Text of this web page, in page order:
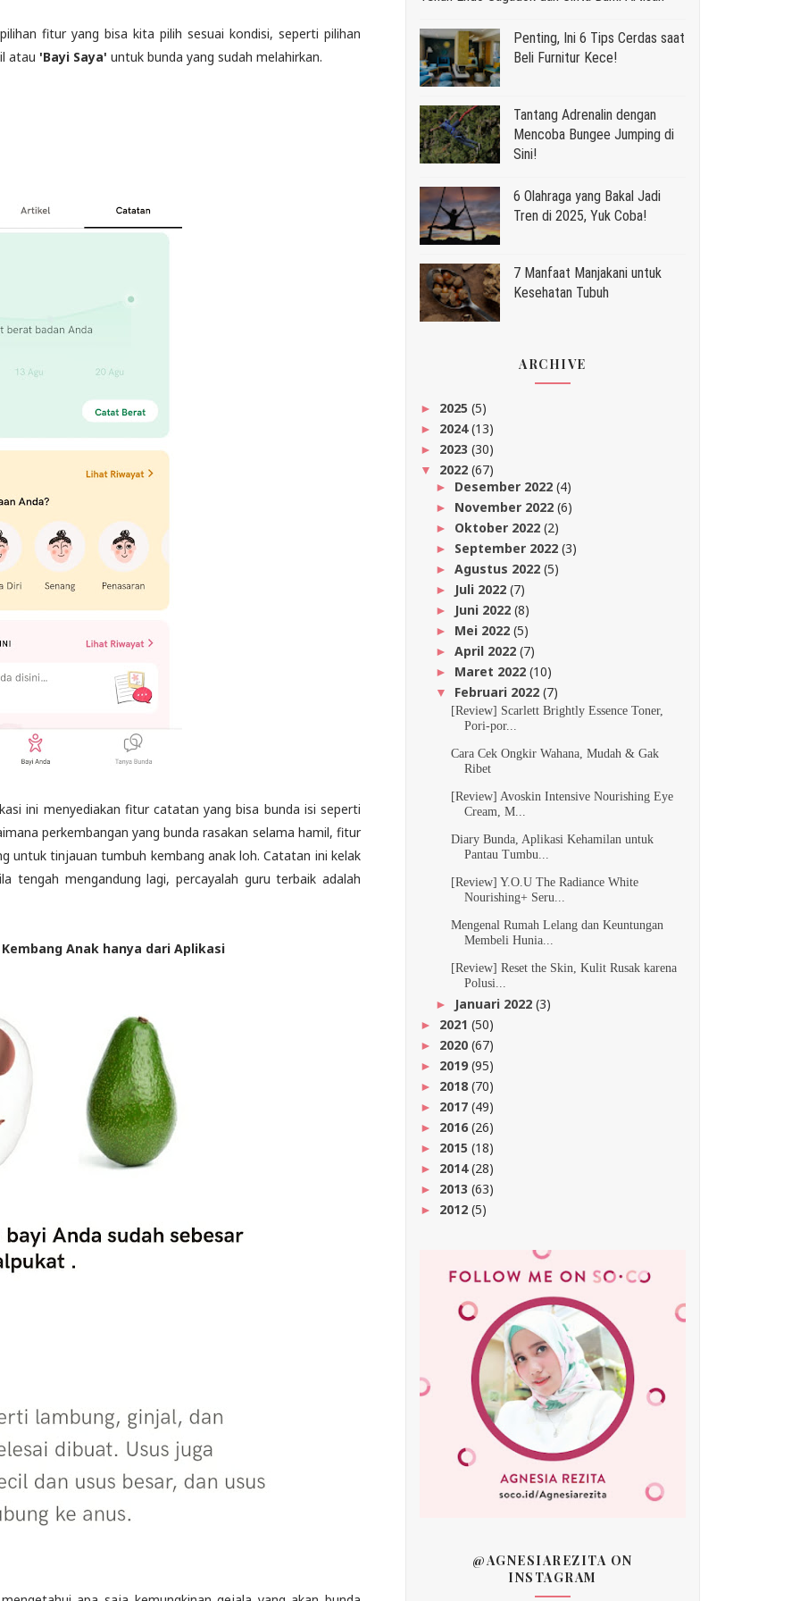
fitur yang bisa kita pilih sesuai kondisi, seperti pilihan
atau 'Bayi Saya' untuk bunda yang sudah melahirkan.
ini menyediakan fitur catatan yang bisa bunda isi seperti
perkembangan yang bunda rasakan selama hamil, fitur
untuk tinjauan tumbuh kembang anak loh. Catatan ini kelak
tengah mengandung lagi, percayalah guru terbaik adalah
Anak hanya dari Aplikasi
Penting, Ini 6 Tips Cerdas saat
Beli Furnitur Kece!
Tantang Adrenalin dengan
Mencoba Bungee Jumping di
Sini!
6 Olahraga yang Bakal Jadi
Tren di 2025, Yuk Coba!
7 Manfaat Manjakani untuk
Kesehatan Tubuh
ARCHIVE
► 2025 (5)
► 2024(13)
► 2023 (30)
▼ 2022 (67)
► Desember 2022 (4)
► November 2022 (6)
► Oktober 2022 (2)
► September 2022 (3)
► Agustus 2022 (5)
► Juli 2022 (7)
► Juni 2022 (8)
► Mei 2022 (5)
► April 2022 (7)
► Maret 2022 (10)
▼ Februari 2022 (7)
[Review] Scarlett Brightly Essence Toner,
Pori-por...
Cara Cek Ongkir Wahana, Mudah & Gak
Ribet
[Review] Avoskin Intensive Nourishing Eye
Cream, M...
Diary Bunda, Aplikasi Kehamilan untuk
Pantau Tumbu...
[Review] Y.O.U The Radiance White
Nourishing+ Seru...
Mengenal Rumah Lelang dan Keuntungan
Membeli Hunia...
[Review] Reset the Skin, Kulit Rusak karena
Polusi...
► Januari 2022 (3)
► 2021 (50)
► 2020 (67)
► 2019(95)
► 2018 (70)
► 2017 (49)
► 2016(26)
► 2015 (18)
► 2014(28)
► 2013 (63)
► 2012 (5)
@AGNESIAREZITA ON
INSTAGRAM